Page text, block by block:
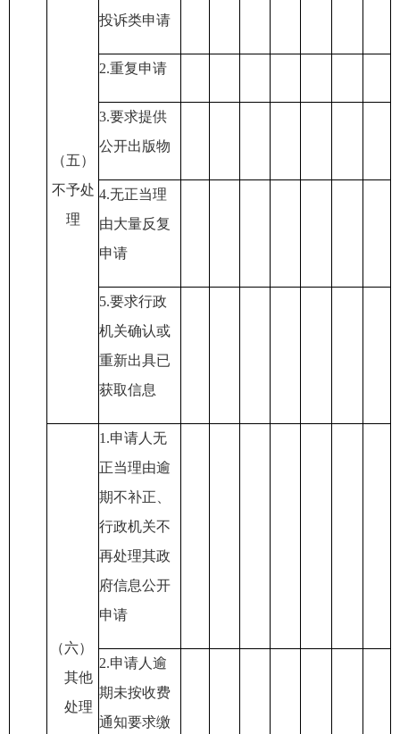
（五）
不予处
理
投诉类申请
2.重复申请
3.要求提供
公开出版物
4.无正当理
由大量反复
申请
5.要求行政
机关确认或
重新出具已
获取信息
（六）
其他
处理
1.申请人无
正当理由逾
期不补正、
行政机关不
再处理其政
府信息公开
申请
2.申请人逾
期未按收费
通知要求缴